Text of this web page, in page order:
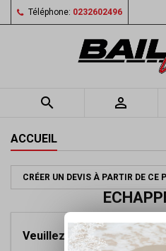
Téléphone: 0232602496
 
ACCUEIL
CRÉER UN DEVIS À PARTIR DE CE
Veuillez nous excuser